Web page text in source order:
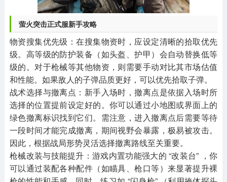
萤火突击正式服新手攻略
物资搜集优先级：在搜集物资时，应设定清晰的拾取优先
级。高等级的防护装备（如头盔、护甲）会自动替换低等
级的。对于枪械等其他物资，则需要手动对比其市场估值
和性能。如果敌人的子弹品质更好，可以优先拾取子弹。
战术选择与撤离点：新手入场时，撤离点是依据入场时所
选择的位置提前设定好的。你可以通过小地图或界面上的
绿色撤离标识找到它们。需注意，进入撤离点后需要等待
一段时间才能完成撤离，期间视野会暴露，极易被攻击。
因此，根据战局形势灵活选择撤离路线至关重要。
枪械改装与技能提升：游戏内置功能强大的 “改装台” ，你
可以通过装配各种配件（如瞄具、枪口等）来显著提升裸